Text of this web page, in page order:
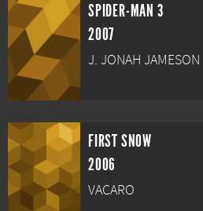
SPIDER-MAN 3
2007
J. JONAH JAMESON
FIRST SNOW
2006
VACARO